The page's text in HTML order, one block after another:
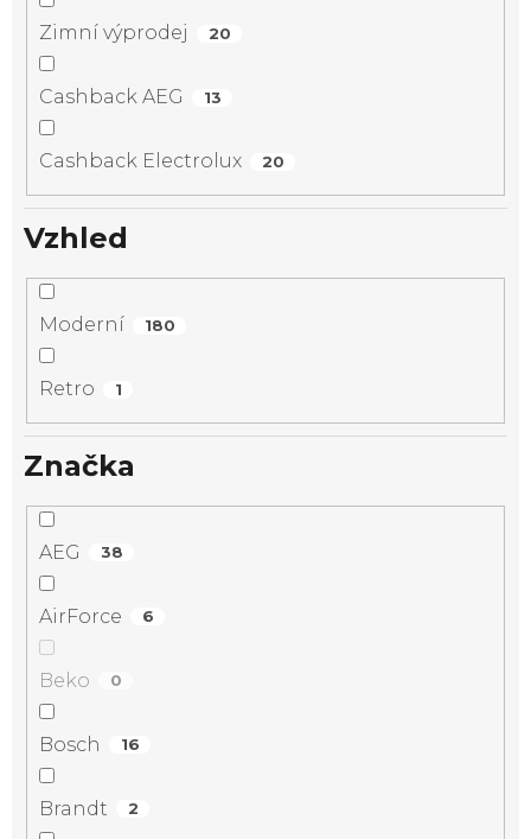
Zimní výprodej 20
Cashback AEG 13
Cashback Electrolux 20
Vzhled
Moderní 180
Retro 1
Značka
AEG 38
AirForce 6
Beko 0
Bosch 16
Brandt 2